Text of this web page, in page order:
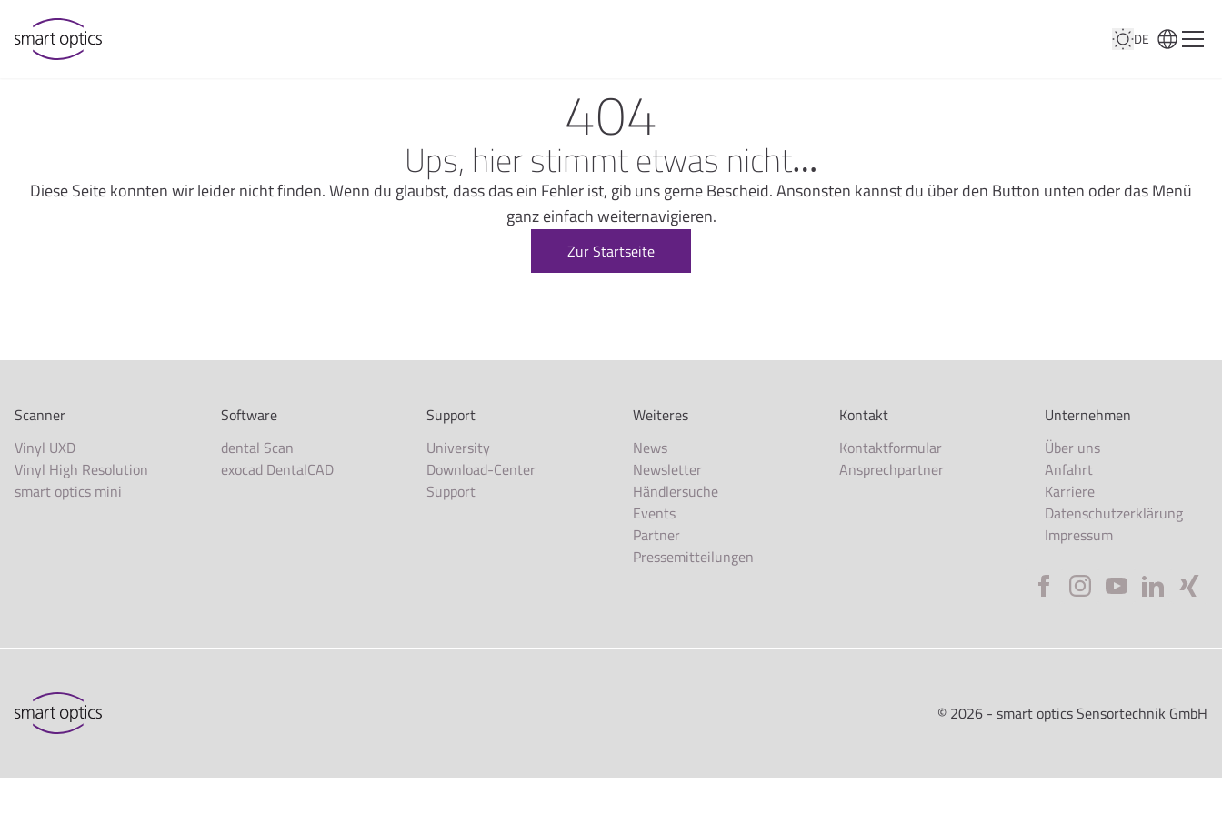
DE
404
Ups, hier stimmt etwas nicht…
Diese Seite konnten wir leider nicht finden. Wenn du glaubst, dass das ein Fehler ist, gib uns gerne Bescheid. Ansonsten kannst du über den Button unten oder das Menü
ganz einfach weiternavigieren.
Zur Startseite
Scanner
Vinyl UXD
Vinyl High Resolution
smart optics mini
Software
dental Scan
exocad DentalCAD
Support
University
Download-Center
Support
Weiteres
News
Newsletter
Händlersuche
Events
Partner
Pressemitteilungen
Kontakt
Kontaktformular
Ansprechpartner
Unternehmen
Über uns
Anfahrt
Karriere
Datenschutzerklärung
Impressum
© 2026 - smart optics Sensortechnik GmbH